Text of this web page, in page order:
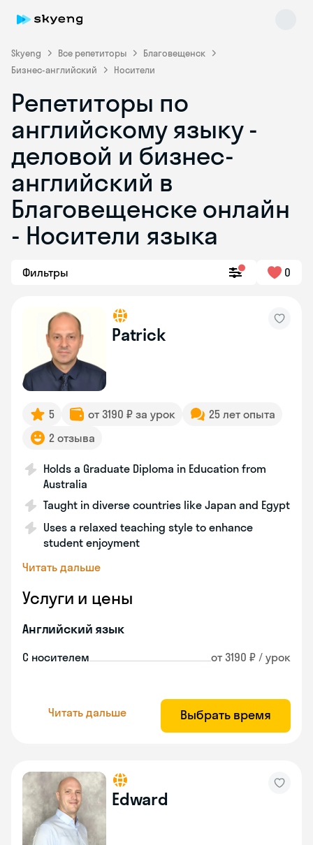
Skyeng Все репетиторы
Благовещенск
Бизнес-английский
Носители
Репетиторы по
английскому языку -
деловой и бизнес-
английский в
Благовещенске онлайн
- Носители языка
Фильтры 0
Patrick
5 от 3190 ₽ за урок
25 лет опыта
2 отзыва
Holds a Graduate Diploma in Education from
Australia
Taught in diverse countries like Japan and Egypt
Uses a relaxed teaching style to enhance
student enjoyment
Читать дальше
Услуги и цены
Английский язык
С носителем от 3190 ₽ / урок
Читать дальше Выбрать время
Edward
Skyeng Chat